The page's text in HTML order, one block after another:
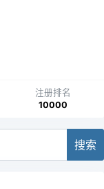
注册排名
10000
搜索